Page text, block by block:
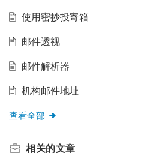
使用密抄投寄箱
邮件透视
邮件解析器
机构邮件地址
查看全部
相关的文章